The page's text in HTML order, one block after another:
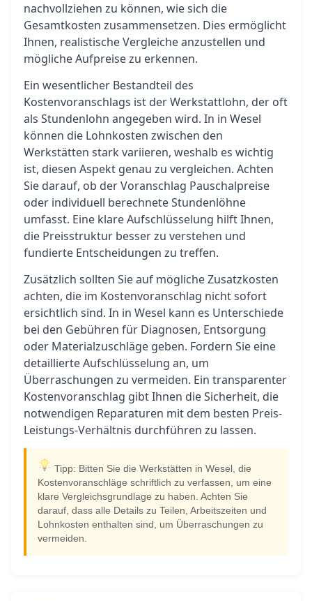
nachvollziehen zu können, wie sich die
Gesamtkosten zusammensetzen. Dies ermöglicht
Ihnen, realistische Vergleiche anzustellen und
mögliche Aufpreise zu erkennen.
Ein wesentlicher Bestandteil des
Kostenvoranschlags ist der Werkstattlohn, der oft
als Stundenlohn angegeben wird. In in Wesel
können die Lohnkosten zwischen den
Werkstätten stark variieren, weshalb es wichtig
ist, diesen Aspekt genau zu vergleichen. Achten
Sie darauf, ob der Voranschlag Pauschalpreise
oder individuell berechnete Stundenlöhne
umfasst. Eine klare Aufschlüsselung hilft Ihnen,
die Preisstruktur besser zu verstehen und
fundierte Entscheidungen zu treffen.
Zusätzlich sollten Sie auf mögliche Zusatzkosten
achten, die im Kostenvoranschlag nicht sofort
ersichtlich sind. In in Wesel kann es Unterschiede
bei den Gebühren für Diagnosen, Entsorgung
oder Materialzuschläge geben. Fordern Sie eine
detaillierte Aufschlüsselung an, um
Überraschungen zu vermeiden. Ein transparenter
Kostenvoranschlag gibt Ihnen die Sicherheit, die
notwendigen Reparaturen mit dem besten Preis-
Leistungs-Verhältnis durchführen zu lassen.
Tipp: Bitten Sie die Werkstätten in Wesel, die
Kostenvoranschläge schriftlich zu verfassen, um eine
klare Vergleichsgrundlage zu haben. Achten Sie
darauf, dass alle Details zu Teilen, Arbeitszeiten und
Lohnkosten enthalten sind, um Überraschungen zu
vermeiden.